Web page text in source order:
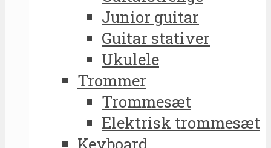
Junior guitar
Guitar stativer
Ukulele
Trommer
Trommesæt
Elektrisk trommesæt
Keyboard